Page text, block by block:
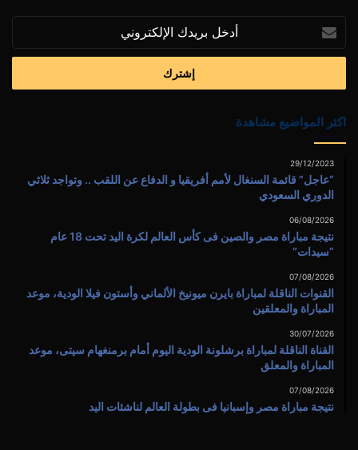
أدخل
بريدك
الإلكتروني
اكثر المواضيع مشاهدة
29/12/2023
“عاجل” قائمة السنغال لأمم أفريقيا و الدفاع عن اللقب .. وتواجد ثلاثي
الدوري السعودي
06/08/2026
نتيجة مباراة مصر والصين فى كأس العالم لكرة اليد تحت 18 عام
“سيدات”
07/08/2026
القنوات الناقلة لمباراة بايرن ميونيخ الألماني وأستون فيلا الودية، موعد
المباراة والمعلقين
30/07/2026
القناة الناقلة لمباراة برشلونة الودية اليوم أمام برمنغهام سيتى، موعد
المباراة والمعلق
07/08/2026
نتيجة مباراة مصر وإسبانيا فى بطولة العالم لناشئات اليد